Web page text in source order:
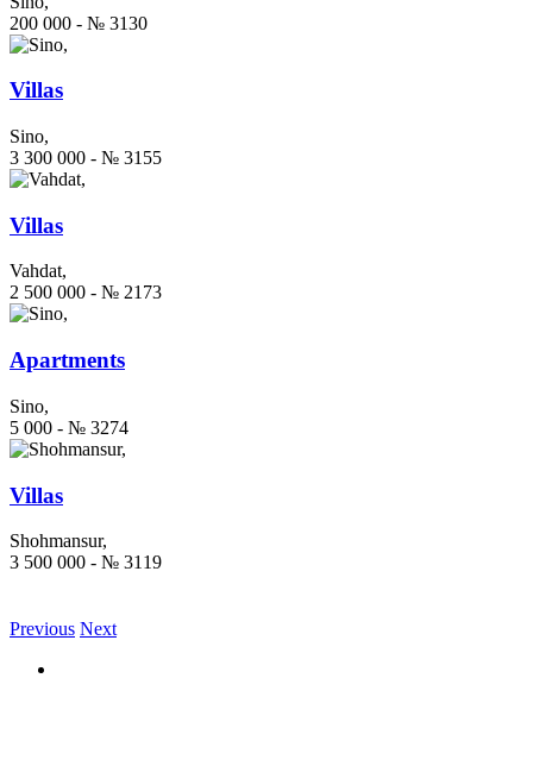
200 000 - № 3130
Villas
Sino,
3 300 000 - № 3155
Villas
Vahdat,
2 500 000 - № 2173
Apartments
Sino,
5 000 - № 3274
Villas
Shohmansur,
3 500 000 - № 3119
Previous Next